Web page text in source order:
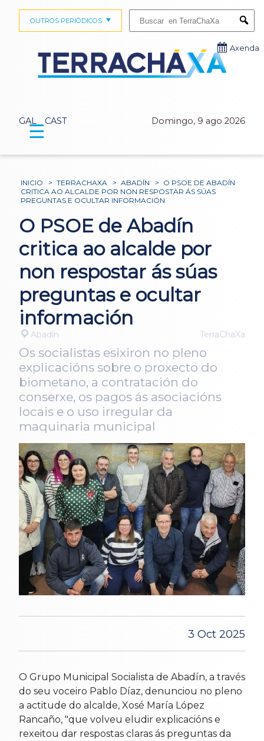
GAL CAST Domingo, 9 ago 2026
OUTROS PERIÓDICOS
Axenda
☰
INICIO > TERRACHAXA > ABADÍN > O PSOE DE ABADÍN
CRITICA AO ALCALDE POR NON RESPOSTAR ÁS SÚAS
PREGUNTAS E OCULTAR INFORMACIÓN
O PSOE de Abadín
critica ao alcalde por
non respostar ás súas
preguntas e ocultar
información
Abadín TerraChaXa
Os socialistas esixiron no pleno
explicacións sobre o proxecto do
biometano, a contratación do
conserxe, os pagos ás asociacións
locais e o uso irregular da
maquinaria municipal
3 Oct 2025
O Grupo Municipal Socialista de Abadín, a través
do seu voceiro Pablo Díaz, denunciou no pleno
a actitude do alcalde, Xosé María López
Rancaño, "que volveu eludir explicacións e
rexeitou dar respostas claras ás preguntas da